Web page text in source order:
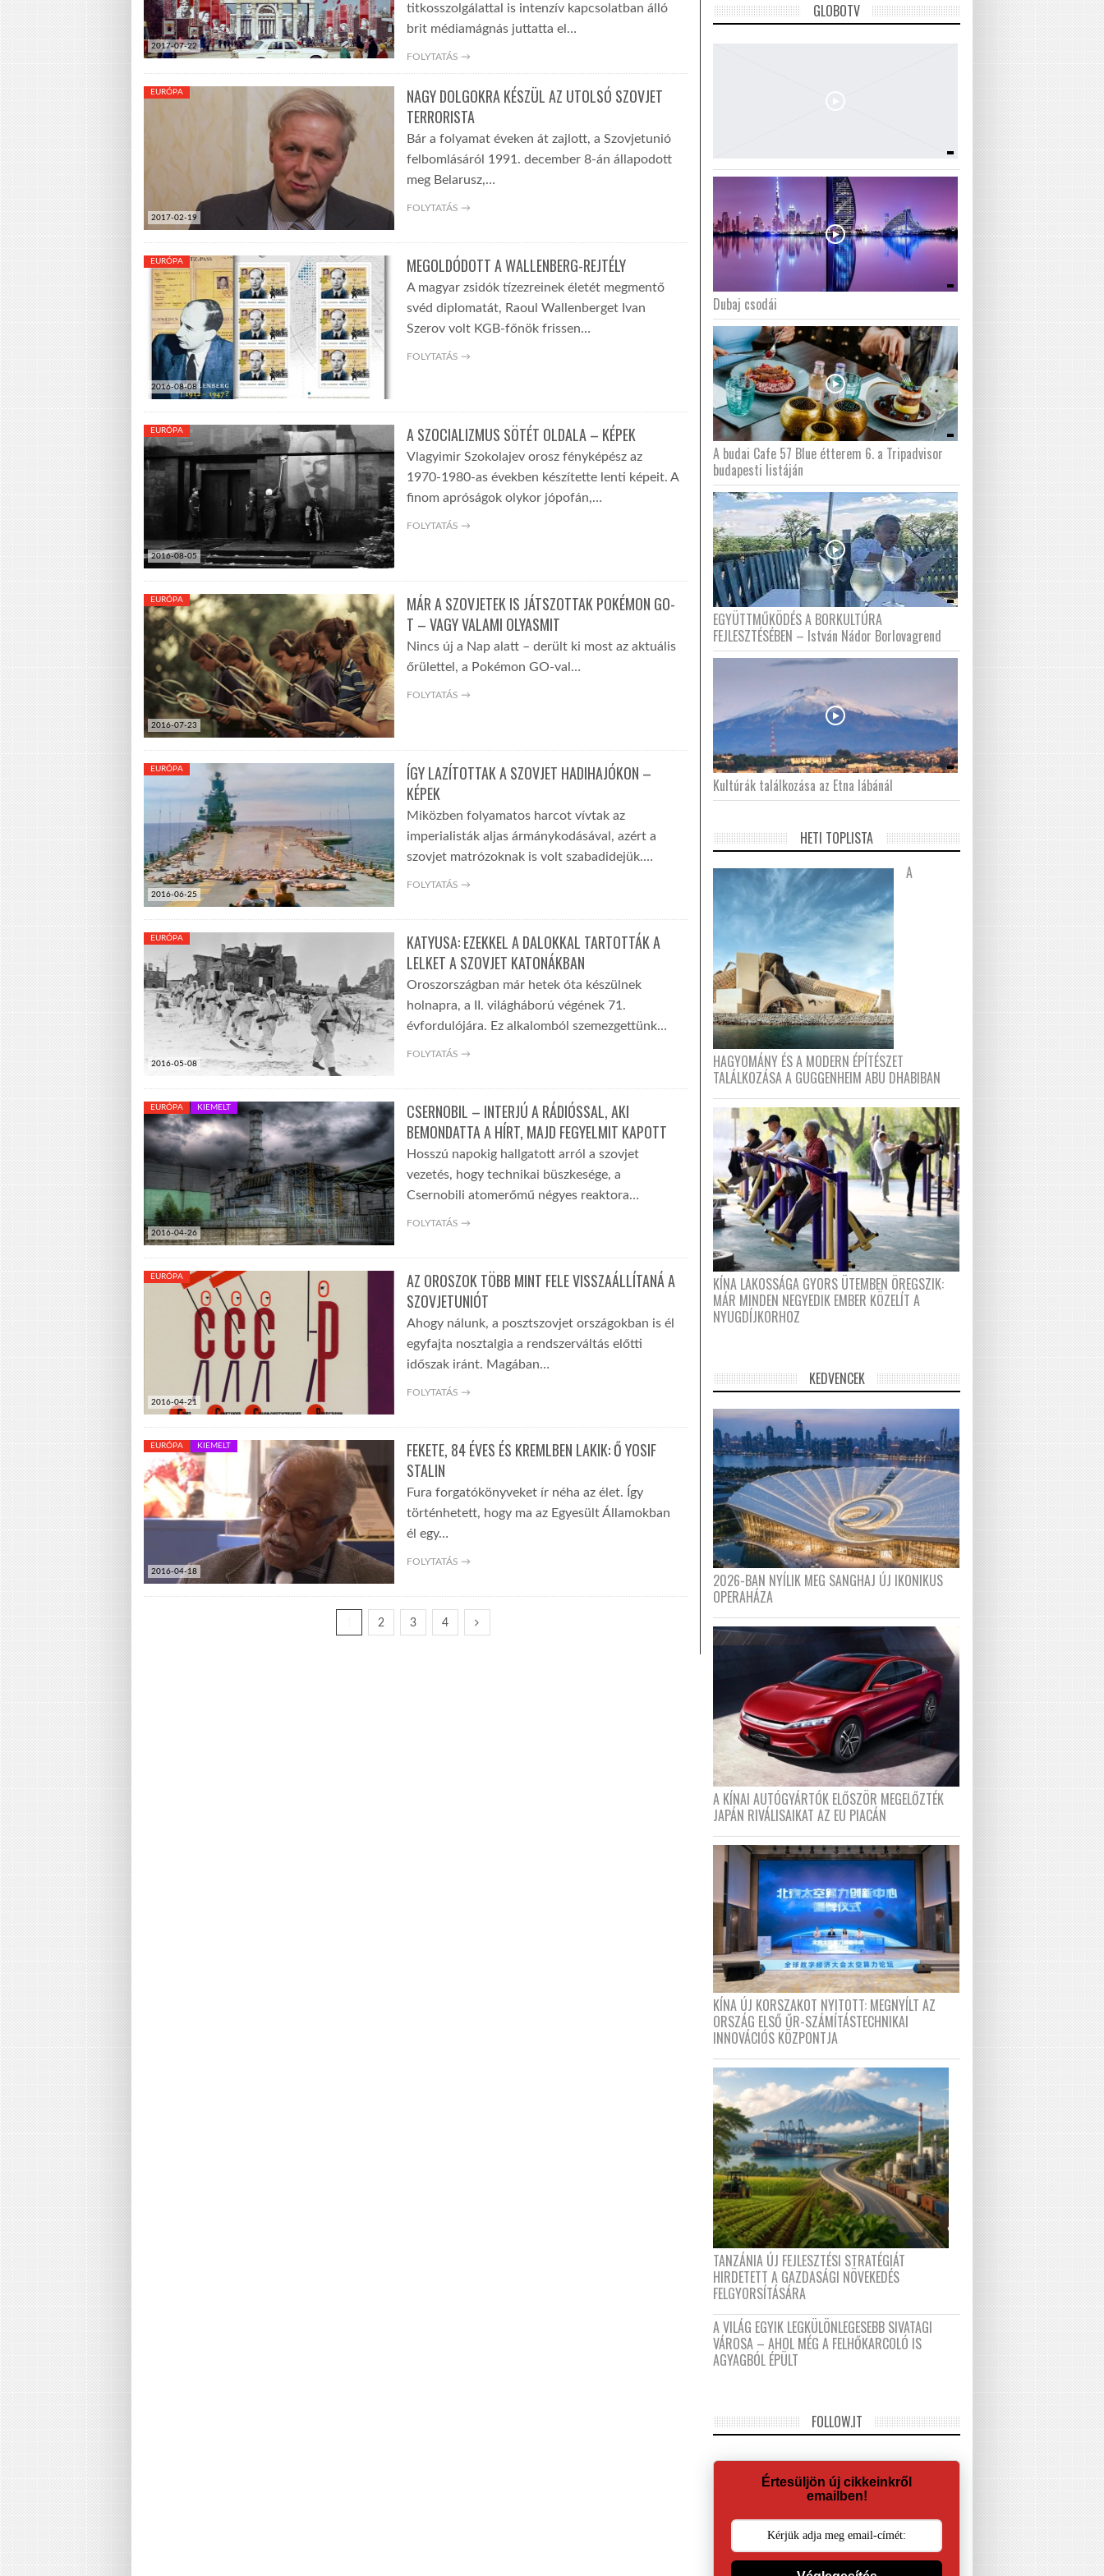
2017-07-22
titkosszolgálattal is intenzív kapcsolatban álló
brit médiamágnás juttatta el…
FOLYTATÁS →
2017-02-19
EURÓPA
NAGY DOLGOKRA KÉSZÜL AZ UTOLSÓ SZOVJET
TERRORISTA
Bár a folyamat éveken át zajlott, a Szovjetunió
felbomlásáról 1991. december 8-án állapodott
meg Belarusz,…
FOLYTATÁS →
2016-08-08
EURÓPA MEGOLDÓDOTT A WALLENBERG-REJTÉLY
A magyar zsidók tízezreinek életét megmentő
svéd diplomatát, Raoul Wallenberget Ivan
Szerov volt KGB-főnök frissen…
FOLYTATÁS →
2016-08-05
EURÓPA A SZOCIALIZMUS SÖTÉT OLDALA – KÉPEK
Vlagyimir Szokolajev orosz fényképész az
1970-1980-as években készítette lenti képeit. A
finom apróságok olykor jópofán,…
FOLYTATÁS →
2016-07-23
EURÓPA
MÁR A SZOVJETEK IS JÁTSZOTTAK POKÉMON GO-
T – VAGY VALAMI OLYASMIT
Nincs új a Nap alatt – derült ki most az aktuális
őrülettel, a Pokémon GO-val…
FOLYTATÁS →
2016-06-25
EURÓPA
ÍGY LAZÍTOTTAK A SZOVJET HADIHAJÓKON –
KÉPEK
Miközben folyamatos harcot vívtak az
imperialisták aljas ármánykodásával, azért a
szovjet matrózoknak is volt szabadidejük.…
FOLYTATÁS →
2016-05-08
EURÓPA
KATYUSA: EZEKKEL A DALOKKAL TARTOTTÁK A
LELKET A SZOVJET KATONÁKBAN
Oroszországban már hetek óta készülnek
holnapra, a II. világháború végének 71.
évfordulójára. Ez alkalomból szemezgettünk…
FOLYTATÁS →
2016-04-26
EURÓPA KIEMELT
CSERNOBIL – INTERJÚ A RÁDIÓSSAL, AKI
BEMONDATTA A HÍRT, MAJD FEGYELMIT KAPOTT
Hosszú napokig hallgatott arról a szovjet
vezetés, hogy technikai büszkesége, a
Csernobili atomerőmű négyes reaktora…
FOLYTATÁS →
2016-04-21
EURÓPA
AZ OROSZOK TÖBB MINT FELE VISSZAÁLLÍTANÁ A
SZOVJETUNIÓT
Ahogy nálunk, a posztszovjet országokban is él
egyfajta nosztalgia a rendszerváltás előtti
időszak iránt. Magában…
FOLYTATÁS →
2016-04-18
EURÓPA KIEMELT
FEKETE, 84 ÉVES ÉS KREMLBEN LAKIK: Ő YOSIF
STALIN
Fura forgatókönyveket ír néha az élet. Így
történhetett, hogy ma az Egyesült Államokban
él egy…
FOLYTATÁS →
2 3 4
GLOBOTV
Dubaj csodái
A budai Cafe 57 Blue étterem 6. a Tripadvisor
budapesti listáján
EGYÜTTMŰKÖDÉS A BORKULTÚRA
FEJLESZTÉSÉBEN – István Nádor Borlovagrend
Kultúrák találkozása az Etna lábánál
HETI TOPLISTA
A
HAGYOMÁNY ÉS A MODERN ÉPÍTÉSZET
TALÁLKOZÁSA A GUGGENHEIM ABU DHABIBAN
KÍNA LAKOSSÁGA GYORS ÜTEMBEN ÖREGSZIK:
MÁR MINDEN NEGYEDIK EMBER KÖZELÍT A
NYUGDÍJKORHOZ
KEDVENCEK
2026-BAN NYÍLIK MEG SANGHAJ ÚJ IKONIKUS
OPERAHÁZA
A KÍNAI AUTÓGYÁRTÓK ELŐSZÖR MEGELŐZTÉK
JAPÁN RIVÁLISAIKAT AZ EU PIACÁN
KÍNA ÚJ KORSZAKOT NYITOTT: MEGNYÍLT AZ
ORSZÁG ELSŐ ŰR-SZÁMÍTÁSTECHNIKAI
INNOVÁCIÓS KÖZPONTJA
TANZÁNIA ÚJ FEJLESZTÉSI STRATÉGIÁT
HIRDETETT A GAZDASÁGI NÖVEKEDÉS
FELGYORSÍTÁSÁRA
A VILÁG EGYIK LEGKÜLÖNLEGESEBB SIVATAGI
VÁROSA – AHOL MÉG A FELHŐKARCOLÓ IS
AGYAGBÓL ÉPÜLT
FOLLOW.IT
Értesüljön új cikkeinkről
emailben!